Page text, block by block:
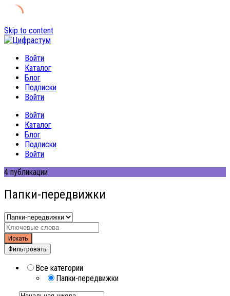
Skip to content
Войти
Каталог
Блог
Подписки
Войти
Войти
Каталог
Блог
Подписки
Войти
4 публикации
Папки-передвижки
Искать
Фильтровать
Все категории
Папки-передвижки